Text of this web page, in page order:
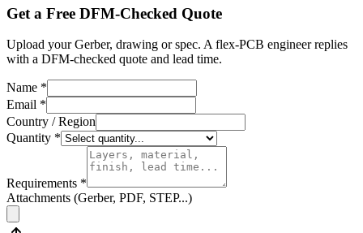
Get a Free DFM-Checked Quote
Upload your Gerber, drawing or spec. A flex-PCB engineer replies
with a DFM-checked quote and lead time.
Name *
Email *
Country / Region
Quantity *
Requirements *
Attachments (Gerber, PDF, STEP...)